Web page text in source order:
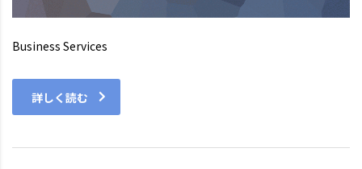
Business Services
詳しく読む